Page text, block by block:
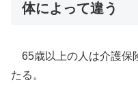
体によって違う
65歳以上の人は介護保
たる。